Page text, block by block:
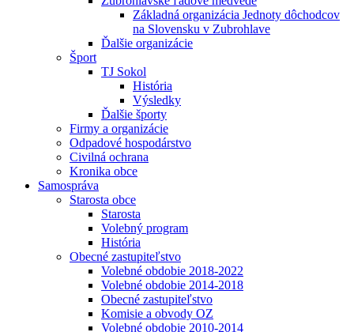
Základná organizácia Jednoty dôchodcov
na Slovensku v Zubrohlave
Ďalšie organizácie
Šport
TJ Sokol
História
Výsledky
Ďalšie športy
Firmy a organizácie
Odpadové hospodárstvo
Civilná ochrana
Kronika obce
Samospráva
Starosta obce
Starosta
Volebný program
História
Obecné zastupiteľstvo
Volebné obdobie 2018-2022
Volebné obdobie 2014-2018
Obecné zastupiteľstvo
Komisie a obvody OZ
Volebné obdobie 2010-2014